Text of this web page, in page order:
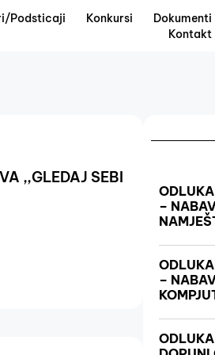
Podsticaji Konkursi
Dokumenti
Kontakt
,,GLEDAJ SEBI
–
–